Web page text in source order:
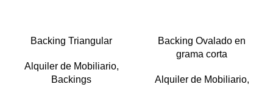
Backing Triangular
Alquiler de Mobiliario,
Backings
Backing Ovalado en
grama corta
Alquiler de Mobiliario,